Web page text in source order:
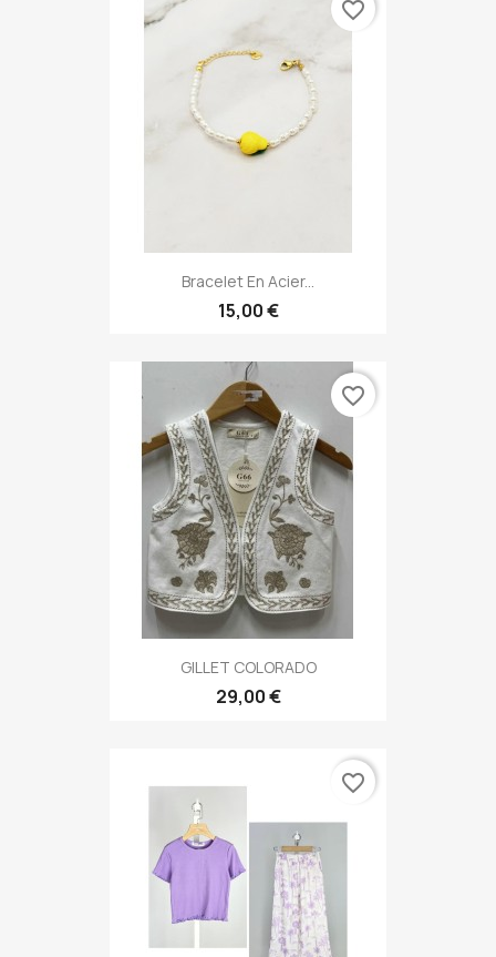
Bracelet En Acier...
15,00 €
favorite_border
GILLET COLORADO
29,00 €
favorite_border
favorite_border